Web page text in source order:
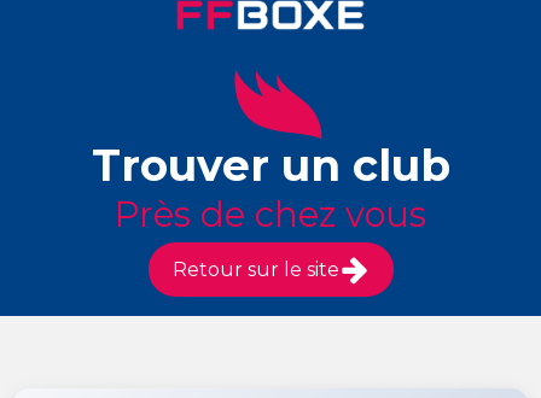
Trouver un club
Près de chez vous
Retour sur le site